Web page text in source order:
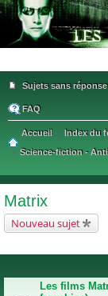
Sujets sans réponse
FAQ
Accueil Index du
Science-fiction -
Matrix
Nouveau sujet
Les films